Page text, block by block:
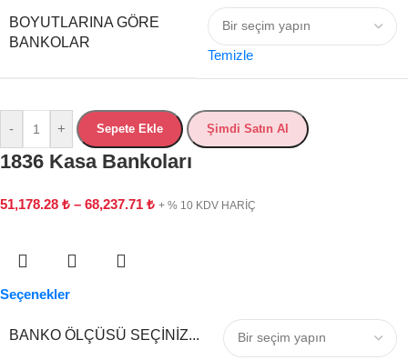
BOYUTLARINA GÖRE
BANKOLAR
Temizle
- + Sepete Ekle Şimdi Satın Al
1836 Kasa Bankoları
51,178.28 ₺ – 68,237.71 ₺ + % 10 KDV HARİÇ
Seçenekler
BANKO ÖLÇÜSÜ SEÇINIZ...